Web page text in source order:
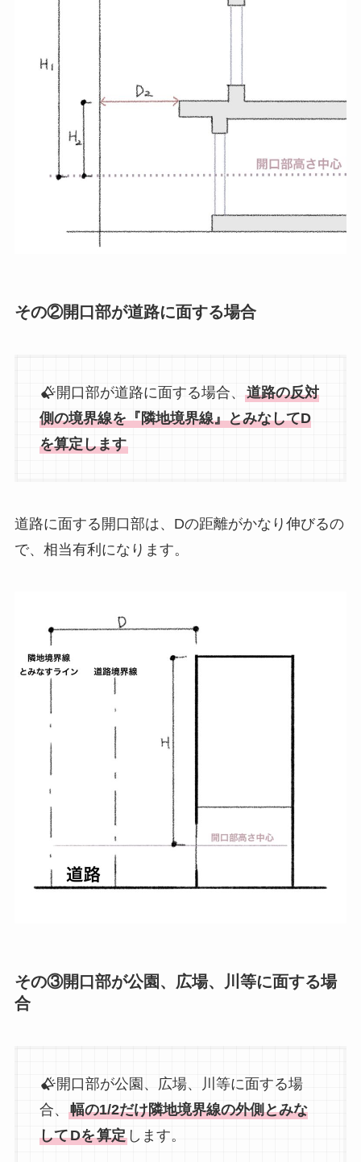
その②開口部が道路に面する場合
開口部が道路に面する場合、道路の反対
側の境界線を『隣地境界線』とみなしてD
を算定します
道路に面する開口部は、Dの距離がかなり伸びるの
で、相当有利になります。
その③開口部が公園、広場、川等に面する場
合
開口部が公園、広場、川等に面する場
合、 幅の1/2だけ隣地境界線の外側とみな
してDを算定します。